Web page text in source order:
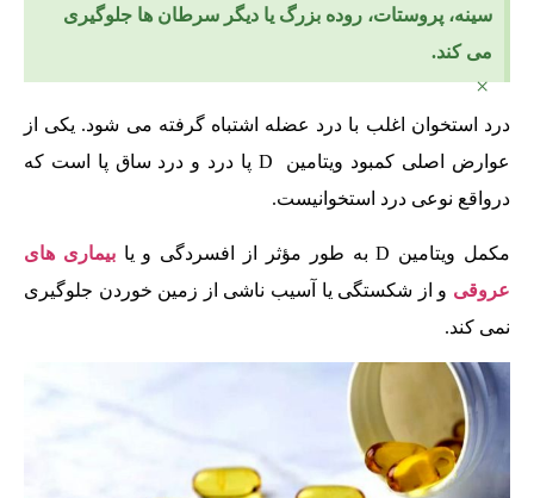
سینه، پروستات، روده بزرگ یا دیگر سرطان ها جلوگیری
می کند.
×
درد استخوان اغلب با درد عضله اشتباه گرفته می شود. یکی از
عوارض اصلی کمبود ویتامین D پا درد و درد ساق پا است که
درواقع نوعی درد استخوانیست.
مکمل ویتامین D به طور مؤثر از افسردگی و یا
بیماری های
عروقی و از شکستگی یا آسیب ناشی از زمین خوردن جلوگیری
نمی کند.